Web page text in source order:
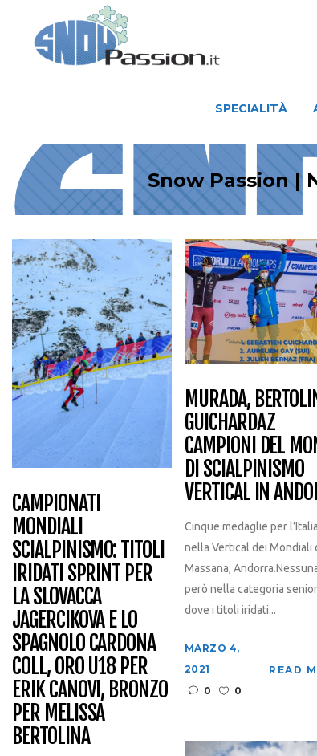
SPECIALITÀ
Snow Passion |
CAMPIONATI
MONDIALI
SCIALPINISMO: TITOLI
IRIDATI SPRINT PER
LA SLOVACCA
JAGERCIKOVA E LO
SPAGNOLO CARDONA
COLL, ORO U18 PER
ERIK CANOVI, BRONZO
PER MELISSA
BERTOLINA
MURADA,
GUICHARDAZ
CAMPIONI DEL
DI SCIALPINISMO
VERTICAL IN
Cinque medaglie per l’Italia
nella Vertical dei Mondiali
Massana,
però nella categoria
dove i titoli iridati...
MARZO 4,
2021
0
0
READ